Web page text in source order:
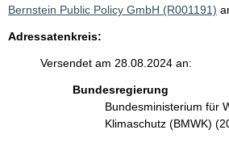
Bernstein Public Policy GmbH (R001191)
Adressatenkreis:
Versendet am 28.08.2024 an:
Bundesregierung
Bundesministerium für
Klimaschutz (BMWK)